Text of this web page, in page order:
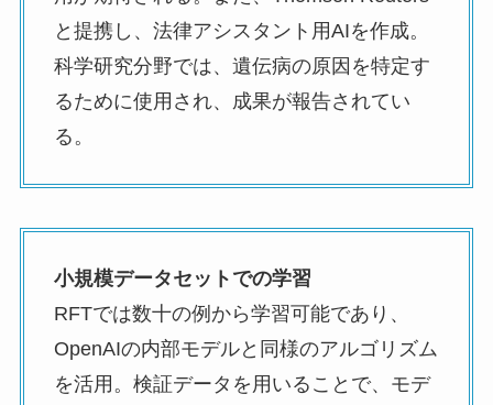
と提携し、法律アシスタント用AIを作成。
科学研究分野では、遺伝病の原因を特定す
るために使用され、成果が報告されてい
る。
小規模データセットでの学習
RFTでは数十の例から学習可能であり、
OpenAIの内部モデルと同様のアルゴリズム
を活用。検証データを用いることで、モデ